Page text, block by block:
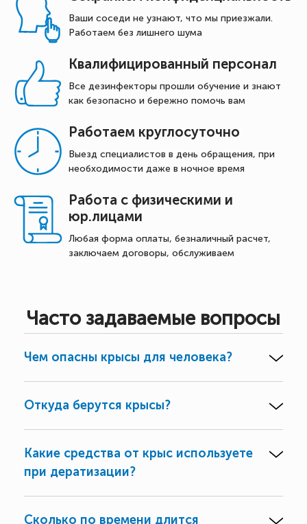
Ваши соседи не узнают, что мы приезжали.
Работаем без лишнего шума
Квалифицированный персонал
Все дезинфекторы прошли обучение и знают
как безопасно и бережно помочь вам
Работаем круглосуточно
Выезд специалистов в день обращения, при
необходимости даже в ночное время
Работа с физическими и
юр.лицами
Любая форма оплаты, безналичный расчет,
заключаем договоры, обслуживаем
Часто задаваемые вопросы
Чем опасны крысы для человека?
Откуда берутся крысы?
Какие средства от крыс используете
при дератизации?
Сколько по времени длится